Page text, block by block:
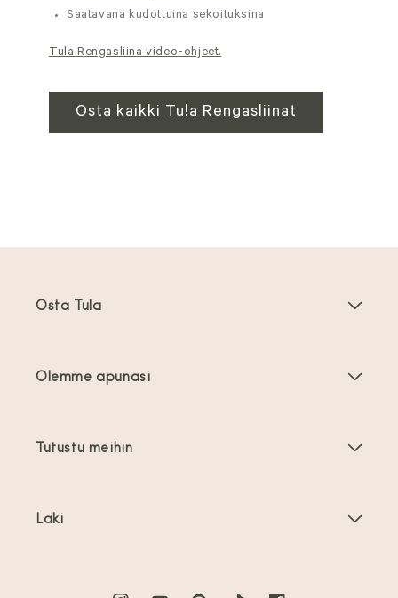
Saatavana kudottuina sekoituksina
Tula Rengasliina video-ohjeet.
Osta kaikki Tula Rengasliinat
Osta Tula
Tarjoukset
Olemme apunasi
Tutustu meihin
Laki